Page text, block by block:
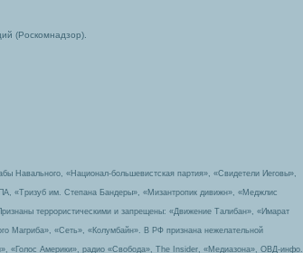
(Роскомнадзор).
Навального, «Национал-большевистская партия», «Свидетели Иеговы»,
«Тризуб им. Степана Бандеры», «Мизантропик дивижн», «Меджлис
террористическими и запрещены: «Движение Талибан», «Имарат
Магриба», «Сеть», «Колумбайн». В РФ признана нежелательной
«Голос Америки», радио «Свобода», The Insider, «Медиазона», ОВД-инфо.